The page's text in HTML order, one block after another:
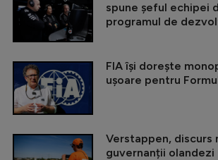
spune șeful echipei
programul de
FIA își dorește
ușoare pentru
Verstappen, discurs
guvernanții olandezi